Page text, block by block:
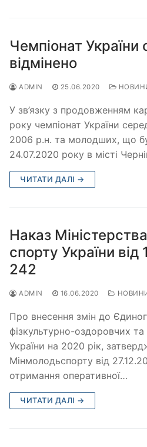
Чемпіонат України
відмінено
ADMIN 25.06.2020
У зв’язку з продовженням
року чемпіонат України
2006 р.н. та молодших, що
24.07.2020 року в місті
ЧИТАТИ ДАЛІ →
Наказ
спорту України
242
ADMIN 16.06.2020
Про внесення змін до
фізкультурно-оздоровчих
України на 2020 рік,
Мінмолодьспорту від
отримання оперативної…
ЧИТАТИ ДАЛІ →